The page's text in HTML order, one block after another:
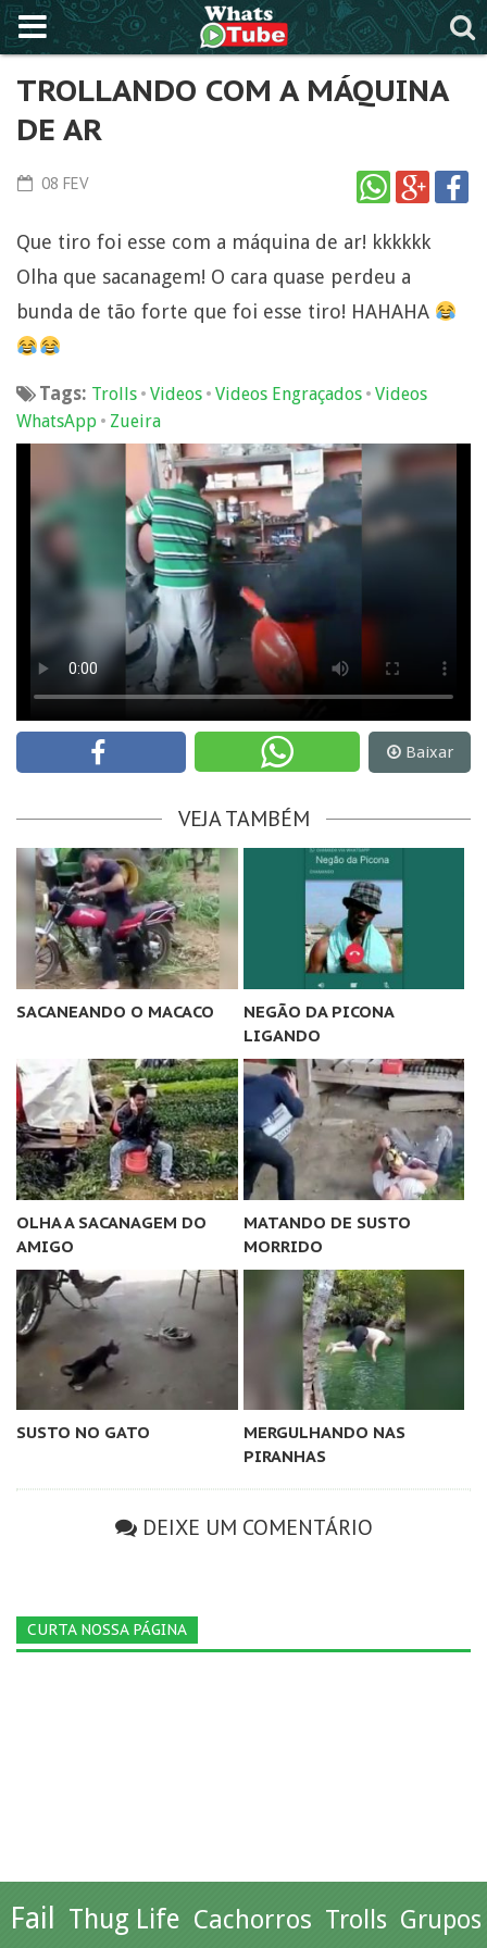
TROLLANDO COM A MÁQUINA
DE AR
08 FEV
Que tiro foi esse com a máquina de ar! kkkkkk
Olha que sacanagem! O cara quase perdeu a
bunda de tão forte que foi esse tiro! HAHAHA
Tags: Trolls • Videos • Videos Engraçados • Videos
WhatsApp • Zueira
Baixar
VEJA TAMBÉM
SACANEANDO O MACACO
NEGÃO DA PICONA
LIGANDO
OLHA A SACANAGEM DO
AMIGO
MATANDO DE SUSTO
MORRIDO
SUSTO NO GATO
MERGULHANDO NAS
PIRANHAS
DEIXE UM COMENTÁRIO
CURTA NOSSA PÁGINA
Fail Thug Life Cachorros Trolls Grupos